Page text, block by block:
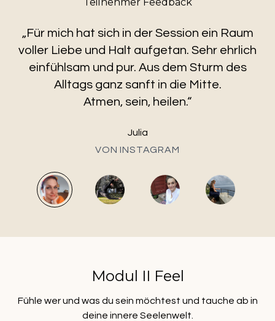
„Für mich hat sich in der Session ein Raum
voller Liebe und Halt aufgetan. Sehr ehrlich
einfühlsam und pur. Aus dem Sturm des
Alltags ganz sanft in die Mitte.
Atmen, sein, heilen.“
Julia
VON INSTAGRAM
Modul II Feel
Fühle wer und was du sein möchtest und tauche ab in
deine innere Seelenwelt.